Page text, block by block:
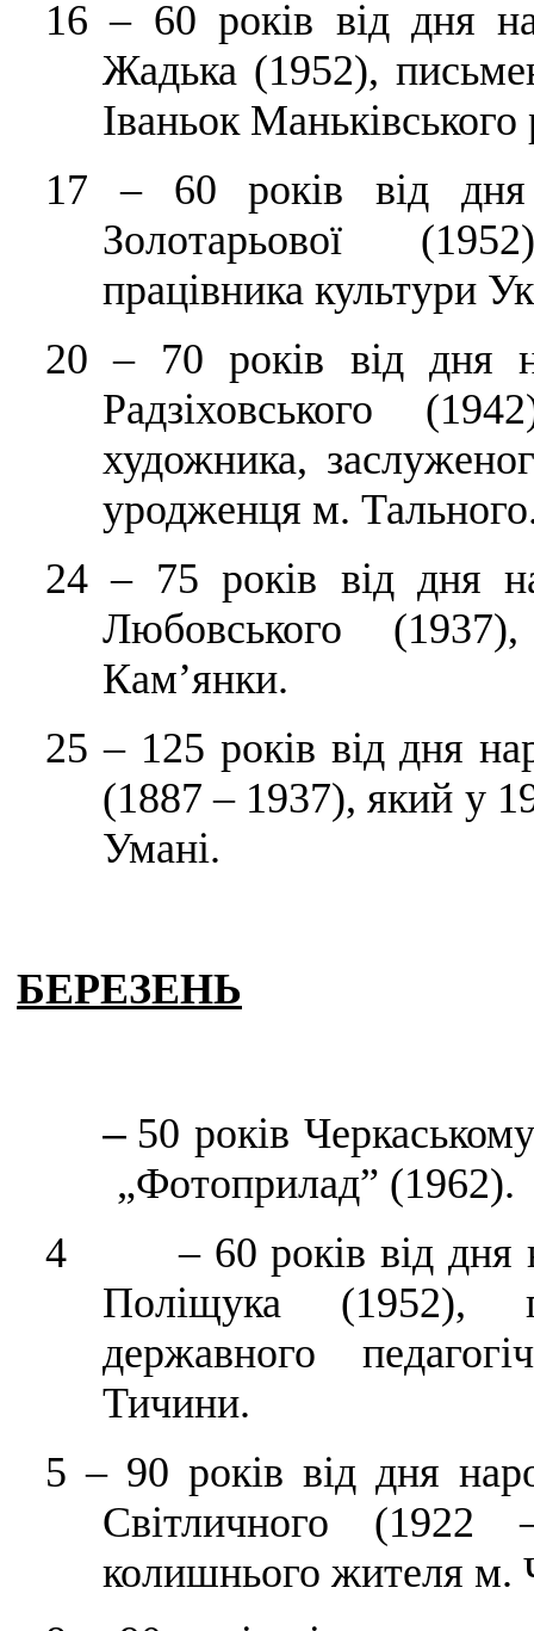
16–60 років від дня
Жадька (1952),
Іваньок Маньківського
17–60 років від дня
Золотарьової
працівника культури
20–70 років від дня
Радзіховського
художника,
уродженця м.
24–75 років від дня
Любовського
Кам’янки.
25–125 років від дня
(1887 – 1937), який у
Умані.
БЕРЕЗЕНЬ
– 50 років
„Фотоприлад” (1962).
4 – 60 років від дня
Поліщука (1952),
державного
Тичини.
5–90 років від дня
Світличного (1922
колишнього жителя м.